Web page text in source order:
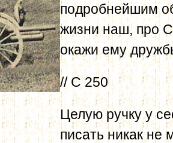
подробнейшим
жизни наш, про
окажи ему
// С 250
Целую ручку у
писать никак не